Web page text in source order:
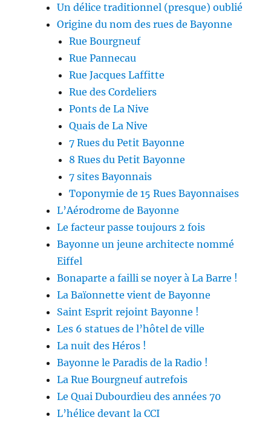
Un délice traditionnel (presque) oublié
Origine du nom des rues de Bayonne
Rue Bourgneuf
Rue Pannecau
Rue Jacques Laffitte
Rue des Cordeliers
Ponts de La Nive
Quais de La Nive
7 Rues du Petit Bayonne
8 Rues du Petit Bayonne
7 sites Bayonnais
Toponymie de 15 Rues Bayonnaises
L’Aérodrome de Bayonne
Le facteur passe toujours 2 fois
Bayonne un jeune architecte nommé
Eiffel
Bonaparte a failli se noyer à La Barre !
La Baïonnette vient de Bayonne
Saint Esprit rejoint Bayonne !
Les 6 statues de l’hôtel de ville
La nuit des Héros !
Bayonne le Paradis de la Radio !
La Rue Bourgneuf autrefois
Le Quai Dubourdieu des années 70
L’hélice devant la CCI